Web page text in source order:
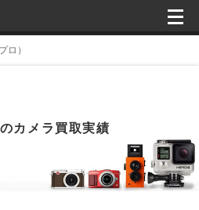
ロ）
カメラ買取実績